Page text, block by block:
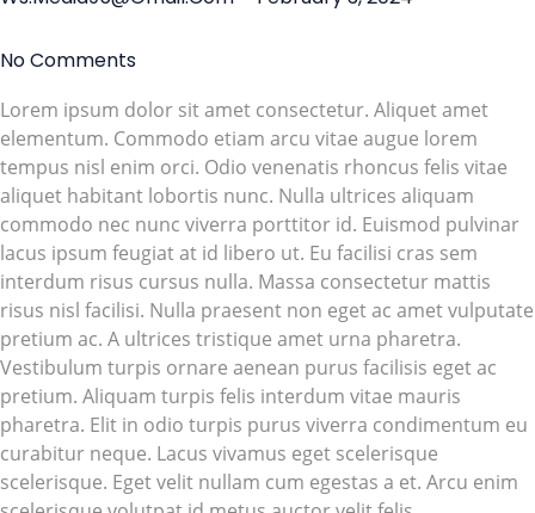
No Comments
Lorem ipsum dolor sit amet consectetur. Aliquet amet
elementum. Commodo etiam arcu vitae augue lorem
tempus nisl enim orci. Odio venenatis rhoncus felis vitae
aliquet habitant lobortis nunc. Nulla ultrices aliquam
commodo nec nunc viverra porttitor id. Euismod pulvinar
lacus ipsum feugiat at id libero ut. Eu facilisi cras sem
interdum risus cursus nulla. Massa consectetur mattis
risus nisl facilisi. Nulla praesent non eget ac amet vulputate
pretium ac. A ultrices tristique amet urna pharetra.
Vestibulum turpis ornare aenean purus facilisis eget ac
pretium. Aliquam turpis felis interdum vitae mauris
pharetra. Elit in odio turpis purus viverra condimentum eu
curabitur neque. Lacus vivamus eget scelerisque
scelerisque. Eget velit nullam cum egestas a et. Arcu enim